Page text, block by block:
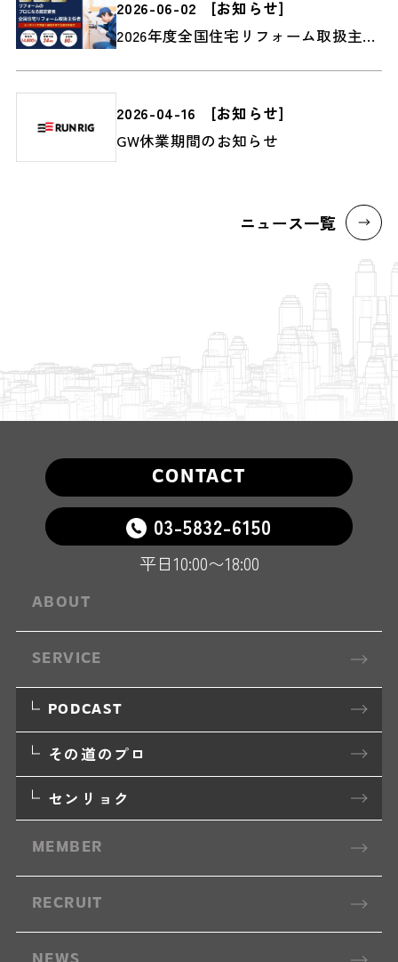
2026-06-02 [お知らせ]
2026年度全国住宅リフォーム取扱主任者2級検定受付スタート
2026-04-16 [お知らせ]
GW休業期間のお知らせ
ニュース一覧
CONTACT
03-5832-6150
平日10:00〜18:00
ABOUT
SERVICE
PODCAST
その道のプロ
センリョク
MEMBER
RECRUIT